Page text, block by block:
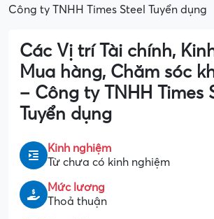
Công ty TNHH Times Steel Tuyển dụng
Các Vị trí Tài chính,
Mua hàng, Chăm sóc
– Công ty TNHH Times
Tuyển dụng
Kinh nghiệm
Từ chưa có kinh nghiệm
Mức lương
Thoả thuận